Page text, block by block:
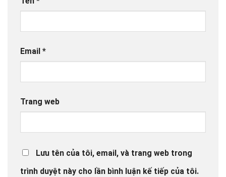
Email *
Trang web
Lưu tên của tôi, email, và trang web trong
trình duyệt này cho lần bình luận kế tiếp của tôi.